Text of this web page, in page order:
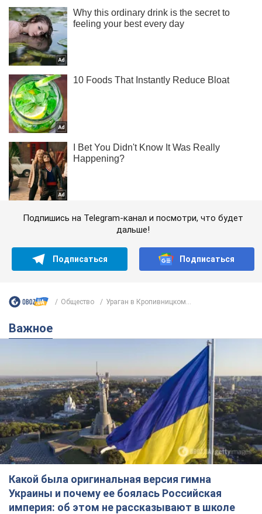
Подпишись на Telegram-канал и посмотри, что будет
дальше!
Подписаться Подписаться
Общество Ураган в Кропивницком...
Важное
Какой была оригинальная версия гимна
Украины и почему ее боялась Российская
империя: об этом не рассказывают в школе